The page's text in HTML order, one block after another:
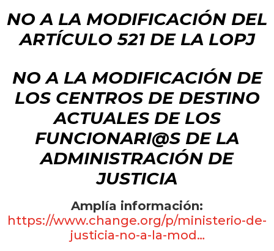
NO A LA MODIFICACIÓN DEL
ARTÍCULO 521 DE LA LOPJ
NO A LA MODIFICACIÓN DE
LOS CENTROS DE DESTINO
ACTUALES DE LOS
FUNCIONARI@S DE LA
ADMINISTRACIÓN DE
JUSTICIA
Amplía información:
https://www.change.org/p/ministerio-de-
justicia-no-a-la-mod…